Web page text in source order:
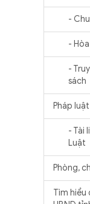
-
-
-
sách
Pháp
- Tài
Luật
Phòng,
Tìm hiểu